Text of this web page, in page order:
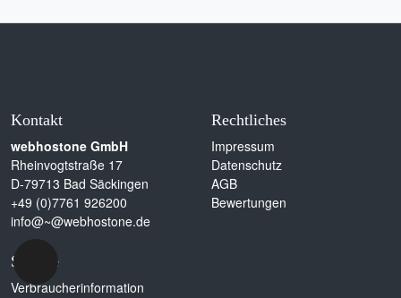
Kontakt
webhostone GmbH
Rheinvogtstraße 17
D-79713 Bad Säckingen
+49 (0)7761 926200
info@~@webhostone.de
Rechtliches
Impressum
Datenschutz
AGB
Bewertungen
Service
Verbraucherinformation